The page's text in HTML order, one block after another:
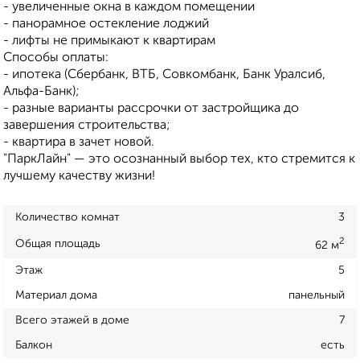
- увеличенные окна в каждом помещении
- панорамное остекление лоджий
- лифты не примыкают к квартирам
Способы оплаты:
- ипотека (Сбербанк, ВТБ, Совкомбанк, Банк Уралсиб,
Альфа-Банк);
- разные варианты рассрочки от застройщика до
завершения строительства;
- квартира в зачет новой.
"ПаркЛайн" — это осознанный выбор тех, кто стремится к
лучшему качеству жизни!
Количество комнат 3
Общая площадь 62 м2
Этаж 5
Материал дома панельный
Всего этажей в доме 7
Балкон есть